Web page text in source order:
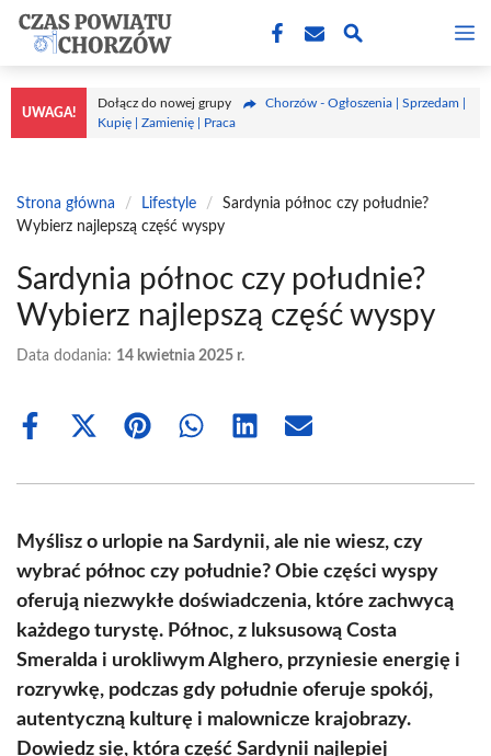
Przejdź
treści
UWAGA!
Dołącz do nowej grupy
Chorzów - Ogłoszenia | Sprzedam |
Kupię | Zamienię | Praca
Strona główna / Lifestyle /
Sardynia północ czy południe?
Wybierz najlepszą część wyspy
Sardynia północ czy południe?
Wybierz najlepszą część wyspy
Data dodania: 14 kwietnia 2025 r.
Share
Share
(Twitter)
Share Share Share Share
Myślisz o urlopie na Sardynii, ale nie wiesz, czy
wybrać północ czy południe? Obie części wyspy
oferują niezwykłe doświadczenia, które zachwycą
każdego turystę. Północ, z luksusową Costa
Smeralda i urokliwym Alghero, przyniesie energię i
rozrywkę, podczas gdy południe oferuje spokój,
autentyczną kulturę i malownicze krajobrazy.
Dowiedz się, która część Sardynii najlepiej